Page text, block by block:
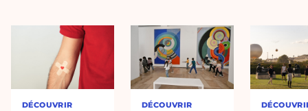
DÉCOUVRIR DÉCOUVRIR